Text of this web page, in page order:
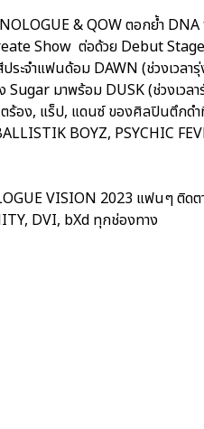
& QOW ตอกย้ำ
Show ต่อด้วย Debut Stage
ระจำแฟนด้อม DAWN (ช่วงเวล
มาพร้อม DUSK (ช่วงเวล
ร้อง, แร็ป, แดนซ์ ของศิลปินตึกดำ
BOYZ, PSYCHIC
VISION 2023 แฟนๆ ติดตา
DVI, bXd ทุกช่องทาง